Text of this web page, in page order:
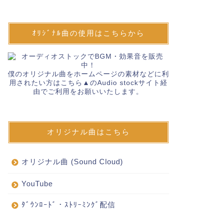
ｵﾘｼﾞﾅﾙ曲の使用はこちらから
僕のオリジナル曲をホームページの素材などに利
用されたい方はこちら▲のAudio stockサイト経
由でご利用をお願いいたします。
オリジナル曲はこちら
オリジナル曲 (Sound Cloud)
YouTube
ﾀﾞｳﾝﾛｰﾄﾞ・ｽﾄﾘｰﾐﾝｸﾞ配信